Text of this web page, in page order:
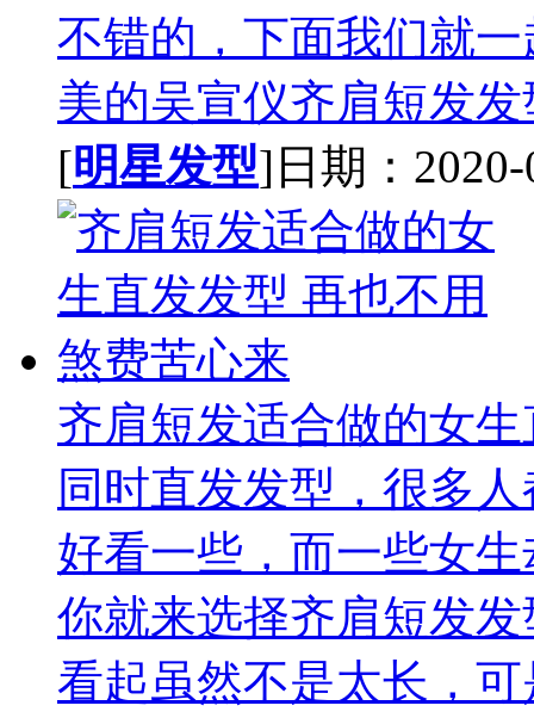
不错的，下面我们就
美的吴宣仪齐肩短发
[明星发型]日期：2020-
齐肩短发适合做的女
同时直发发型，很多
好看一些，而一些女
你就来选择齐肩短发
看起虽然不是太长，